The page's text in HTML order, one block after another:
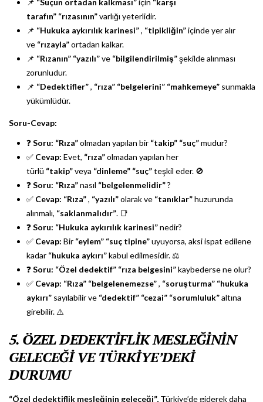
📌 “Suçun ortadan kalkması”için “karşı
tarafın” “rızasının”varlığı yeterlidir.
📌 “Hukuka aykırılık karinesi”, “tipikliğin”içinde yer alır
ve “rızayla”ortadan kalkar.
📌 “Rızanın” “yazılı”ve “bilgilendirilmiş”şekilde alınması
zorunludur.
📌 “Dedektifler”, “rıza” “belgelerini” “mahkemeye” sunmakla
yükümlüdür.
Soru-Cevap:
❓Soru: “Rıza”olmadan yapılan bir “takip” “suç”mudur?
✅ Cevap: Evet, “rıza”olmadan yapılan her
türlü “takip”veya “dinleme” “suç”teşkil eder. 🚫
❓Soru: “Rıza”nasıl “belgelenmelidir”?
✅ Cevap: “Rıza”, “yazılı”olarak ve “tanıklar”huzurunda
alınmalı, “saklanmalıdır”. 📑
❓Soru: “Hukuka aykırılık karinesi”nedir?
✅ Cevap: Bir “eylem” “suç tipine”uyuyorsa, aksi ispat edilene
kadar “hukuka aykırı”kabul edilmesidir. ⚖️
❓Soru: “Özel dedektif” “rıza belgesini”kaybederse ne olur?
✅ Cevap: “Rıza” “belgelenemezse”, “soruşturma” “hukuka
aykırı” sayılabilir ve “dedektif” “cezai” “sorumluluk”altına
girebilir. ⚠️
5. ÖZEL DEDEKTİFLİK MESLEĞİNİN
GELECEĞİ VE TÜRKİYE’DEKİ
DURUMU
“Özel dedektiflik mesleğinin geleceği”, Türkiye’de giderek daha